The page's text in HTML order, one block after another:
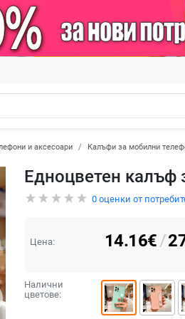
и аксесоари Калъфи за мобилни
Едноцветен калъф
0оценки от
Цена: 14.16€/
Налични
цветове: